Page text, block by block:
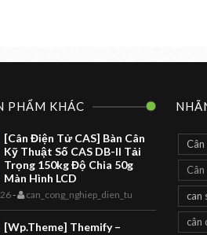
PHẨM KHÁC
[Cân Điện Tử CAS] Bàn Cân
Kỹ Thuật Số CAS DB-II Tải
Trọng 150kg Độ Chia 50g
Màn Hình LCD
- can_cong_nghiep_dien_tu
[Wp.Theme] Themify –
can
cân